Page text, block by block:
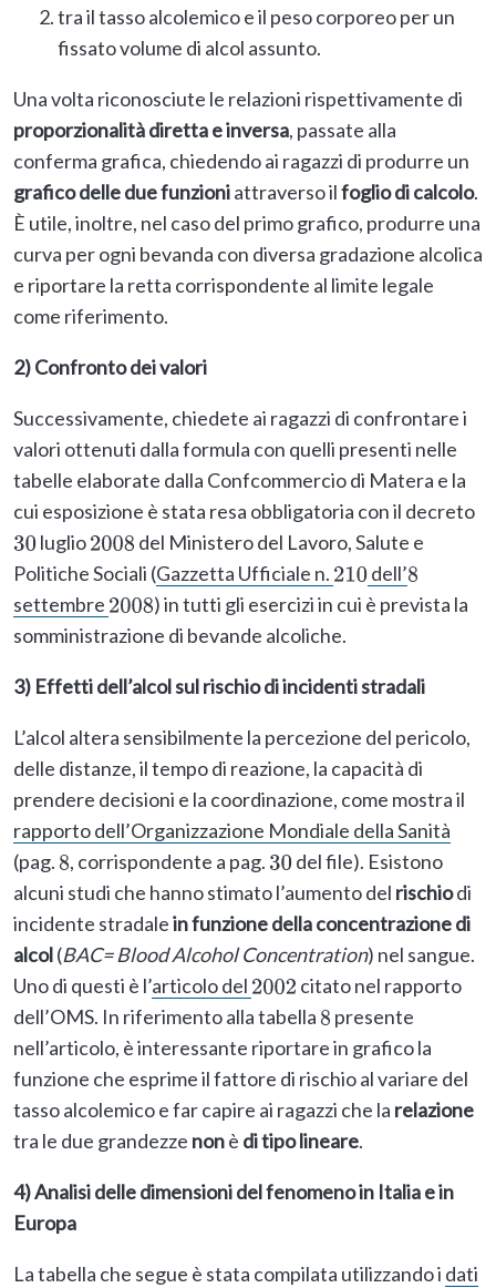
tra il tasso alcolemico e il peso corporeo per un
fissato volume di alcol assunto.
Una volta riconosciute le relazioni rispettivamente di
proporzionalità diretta e inversa, passate alla
conferma grafica, chiedendo ai ragazzi di produrre un
grafico delle due funzioniattraverso ilfoglio di calcolo.
È utile, inoltre, nel caso del primo grafico, produrre una
curva per ogni bevanda con diversa gradazione alcolica
e riportare la retta corrispondente al limite legale
come riferimento.
2) Confronto dei valori
Successivamente, chiedete ai ragazzi di confrontare i
valori ottenuti dalla formula con quelli presenti nelle
tabelle elaborate dalla Confcommercio di Matera e la
cui esposizione è stata resa obbligatoria con il decreto
30luglio2008 del Ministero del Lavoro, Salute e
Politiche Sociali (Gazzetta Ufficiale n. 210dell’8
settembre 2008) in tutti gli esercizi in cui è prevista la
somministrazione di bevande alcoliche.
3) Effetti dell’alcol sul rischio di incidenti stradali
L’alcol altera sensibilmente la percezione del pericolo,
delle distanze, il tempo di reazione, la capacità di
prendere decisioni e la coordinazione, come mostra il
rapporto dell’Organizzazione Mondiale della Sanità
(pag. 8, corrispondente a pag. 30del file). Esistono
alcuni studi che hanno stimato l’aumento del rischiodi
incidente stradalein funzione della concentrazione di
alcol(BAC= Blood Alcohol Concentration) nel sangue.
Uno di questi è l’articolo del 2002 citato nel rapporto
dell’OMS. In riferimento alla tabella 8 presente
nell’articolo, è interessante riportare in grafico la
funzione che esprime il fattore di rischio al variare del
tasso alcolemico e far capire ai ragazzi che la relazione
tra le due grandezze nonè di tipo lineare.
4) Analisi delle dimensioni del fenomeno in Italia e in
Europa
La tabella che segue è stata compilata utilizzando i dati